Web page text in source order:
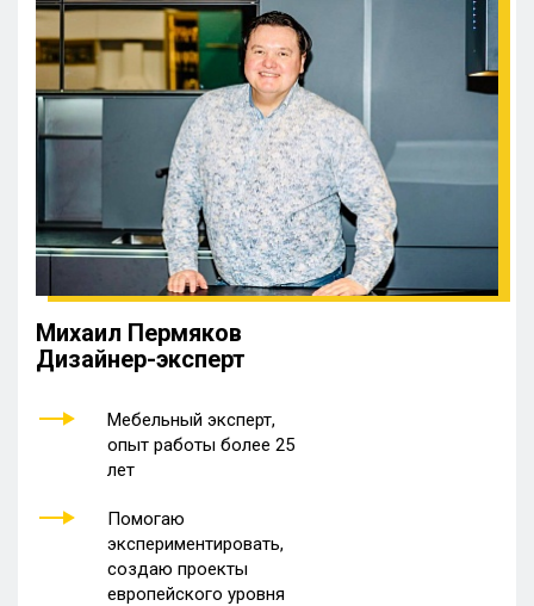
Михаил Пермяков
Дизайнер-эксперт
Мебельный эксперт,
опыт работы более 25
лет
Помогаю
экспериментировать,
создаю проекты
европейского уровня